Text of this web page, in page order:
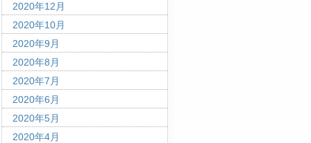
2020年12月
2020年10月
2020年9月
2020年8月
2020年7月
2020年6月
2020年5月
2020年4月